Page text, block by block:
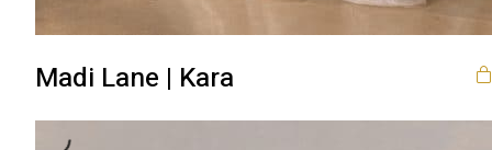
Madi Lane | Kara